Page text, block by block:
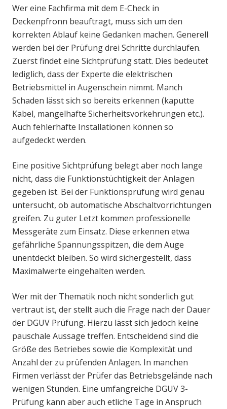
Wer eine Fachfirma mit dem E-Check in
Deckenpfronn beauftragt, muss sich um den
korrekten Ablauf keine Gedanken machen. Generell
werden bei der Prüfung drei Schritte durchlaufen.
Zuerst findet eine Sichtprüfung statt. Dies bedeutet
lediglich, dass der Experte die elektrischen
Betriebsmittel in Augenschein nimmt. Manch
Schaden lässt sich so bereits erkennen (kaputte
Kabel, mangelhafte Sicherheitsvorkehrungen etc.).
Auch fehlerhafte Installationen können so
aufgedeckt werden.
Eine positive Sichtprüfung belegt aber noch lange
nicht, dass die Funktionstüchtigkeit der Anlagen
gegeben ist. Bei der Funktionsprüfung wird genau
untersucht, ob automatische Abschaltvorrichtungen
greifen. Zu guter Letzt kommen professionelle
Messgeräte zum Einsatz. Diese erkennen etwa
gefährliche Spannungsspitzen, die dem Auge
unentdeckt bleiben. So wird sichergestellt, dass
Maximalwerte eingehalten werden.
Wer mit der Thematik noch nicht sonderlich gut
vertraut ist, der stellt auch die Frage nach der Dauer
der DGUV Prüfung. Hierzu lässt sich jedoch keine
pauschale Aussage treffen. Entscheidend sind die
Größe des Betriebes sowie die Komplexität und
Anzahl der zu prüfenden Anlagen. In manchen
Firmen verlässt der Prüfer das Betriebsgelände nach
wenigen Stunden. Eine umfangreiche DGUV 3-
Prüfung kann aber auch etliche Tage in Anspruch